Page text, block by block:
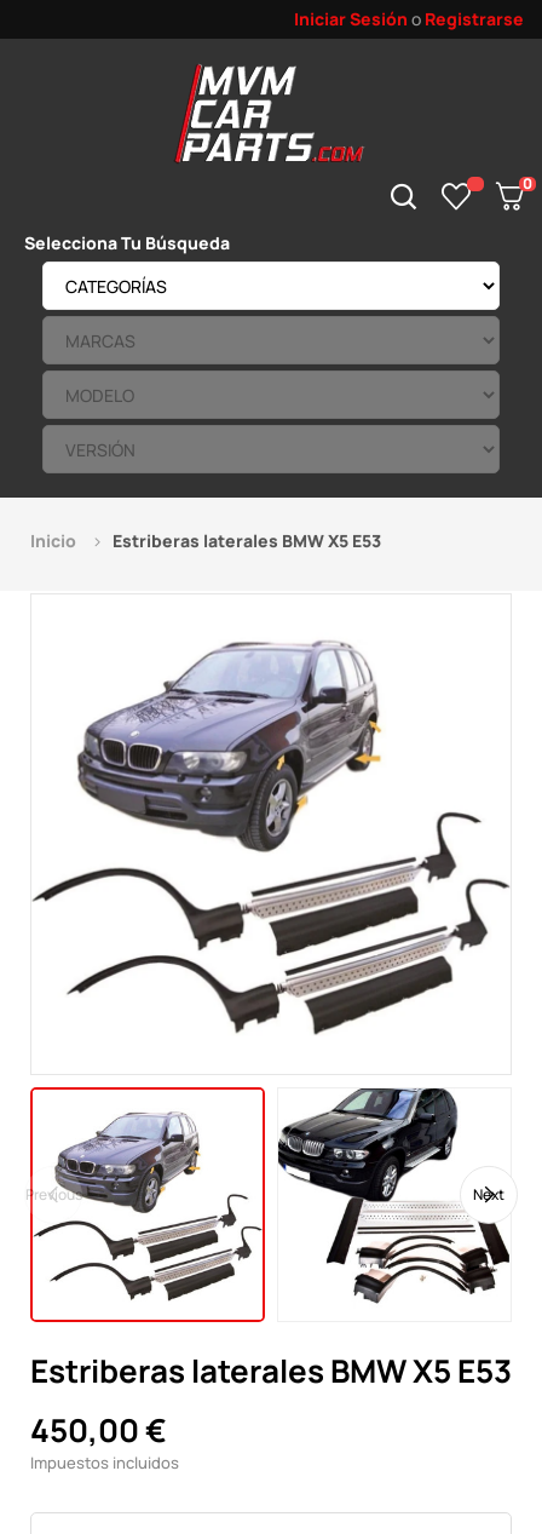
Iniciar Sesión o Registrarse
0
Selecciona Tu Búsqueda
Inicio Estriberas laterales BMW X5 E53
Previous Next
Estriberas laterales BMW X5 E53
450,00 €
Impuestos incluidos